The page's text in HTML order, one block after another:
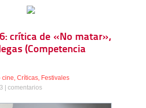
crítica de «No matar»,
(Competencia
cine, Críticas, Festivales
| comentarios